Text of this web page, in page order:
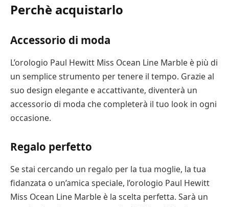
Perchè acquistarlo
Accessorio di moda
L’orologio Paul Hewitt Miss Ocean Line Marble è più di
un semplice strumento per tenere il tempo. Grazie al
suo design elegante e accattivante, diventerà un
accessorio di moda che completerà il tuo look in ogni
occasione.
Regalo perfetto
Se stai cercando un regalo per la tua moglie, la tua
fidanzata o un’amica speciale, l’orologio Paul Hewitt
Miss Ocean Line Marble è la scelta perfetta. Sarà un